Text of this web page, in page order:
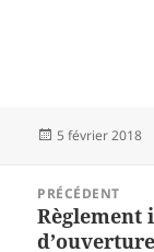
Publié
5 février 2018
l’article
PRÉCÉDENT
Article
précédent :
Règlement